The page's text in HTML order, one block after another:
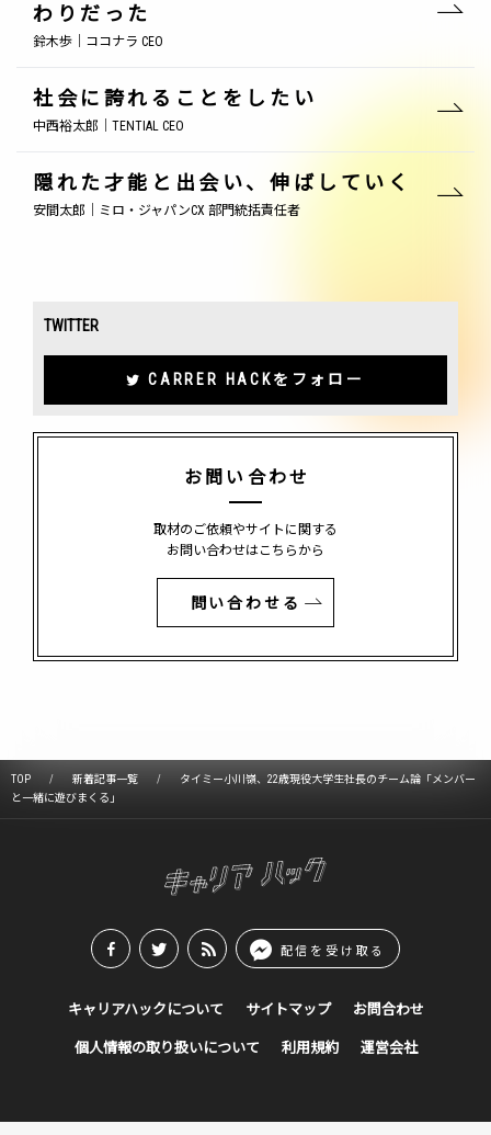
わりだった
鈴木歩｜ココナラ CEO
社会に誇れることをしたい
中西裕太郎｜TENTIAL CEO
隠れた才能と出会い、伸ばしていく
安間太郎｜ミロ・ジャパンCX 部門統括責任者
TWITTER
CARRER HACKをフォロー
お問い合わせ
取材のご依頼やサイトに関する
お問い合わせはこちらから
問い合わせる
TOP 新着記事一覧
タイミー小川嶺、22歳現役大学生社長のチーム論「メンバー
と一緒に遊びまくる」
配信を受け取る
キャリアハックについて サイトマップ お問合わせ
個人情報の取り扱いについて 利用規約 運営会社